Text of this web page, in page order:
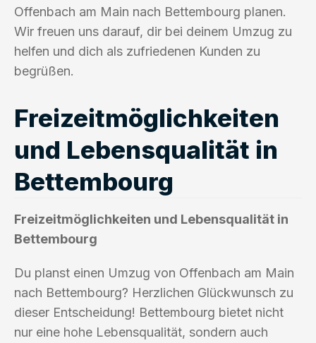
Offenbach am Main nach Bettembourg planen.
Wir freuen uns darauf, dir bei deinem Umzug zu
helfen und dich als zufriedenen Kunden zu
begrüßen.
Freizeitmöglichkeiten
und Lebensqualität in
Bettembourg
Freizeitmöglichkeiten und Lebensqualität in
Bettembourg
Du planst einen Umzug von Offenbach am Main
nach Bettembourg? Herzlichen Glückwunsch zu
dieser Entscheidung! Bettembourg bietet nicht
nur eine hohe Lebensqualität, sondern auch